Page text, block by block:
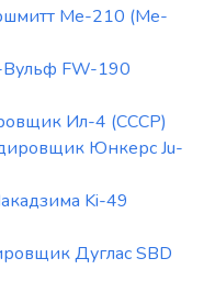
Me-210 (Me-
Вульф FW-190
Ил-4 (СССР)
Юнкерс Ju-
Ki-49
Дуглас SBD